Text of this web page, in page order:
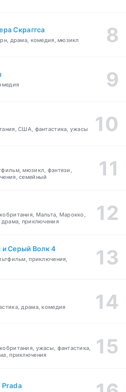
Скраггса
драма, комедия, мюзикл
США, фантастика, ужасы
мюзикл, фэнтези,
семейный
Мальта, Марокко,
приключения
и Серый Волк 4
приключения,
драма, комедия
ужасы, фантастика,
приключения
Prada